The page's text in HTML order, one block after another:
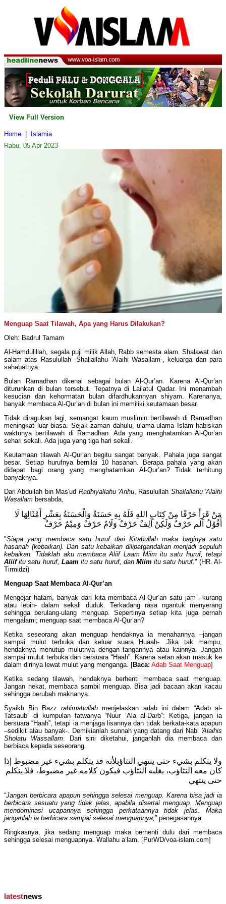
View Full Version
Home
Islamia
Rabu, 05 Apr 2023
Menguap Saat Tilawah, Apa yang Harus Dilakukan?
Oleh: Badrul Tamam
Al-Hamdulillah, segala puji milik Allah, Rabb semesta alam. Shalawat dan
salam atas Rasulullah ­-Shallallahu 'Alaihi Wasallam-, keluarga dan para
sahabatnya.
Bulan Ramadhan dikenal sebagai bulan Al-Qur’an. Karena Al-Qur’an
diturunkan di bulan tersebut. Tepatnya di Lailatul Qadar. Ini menambah
kesucian dan kehormatan bulan difardhukannyan shiyam. Karenanya,
banyak membaca Al-Qur’an di bulan ini memiliki keutamaan besar.
Tidak diragukan lagi, semangat kaum muslimin bertilawah di Ramadhan
meningkat luar biasa. Sejak zaman dahulu, ulama-ulama Islam habiskan
waktunya bertilawah di Ramadhan. Ada yang menghatamkan Al-Qur’an
sehari sekali. Ada juga yang tiga hari sekali.
Keutamaan tilawah Al-Qur’an begitu sangat banyak. Pahala juga sangat
besar. Setiap hurufnya bernilai 10 hasanah. Berapa pahala yang akan
didapat bagi orang yang menghatamkan Al-Qur’an? Tidak terhitung
banyaknya.
Dari Abdullah bin Mas'ud Radhiyallahu 'Anhu, Rasulullah Shallallahu 'Alaihi
Wasallam bersabda,
مَنْ قَرَأَ حَرْفًا مِنْ كِتَابِ اللهِ فَلَهُ بِهِ حَسَنَةٌ وَالْحَسَنَةُ بِعَشْرِ أَمْثَالِهَا لَا
أَقُوْلُ آلم حَرْفٌ وَلَكِنْ أَلِفٌ حَرْفٌ وَلَامٌ حَرْفٌ وَمِيْمٌ حَرْفٌ
"Siapa yang membaca satu huruf dari Kitabullah maka baginya satu
hasanah (kebaikan). Dan satu kebaikan dilipatgandakan menjadi sepuluh
kebaikan. Tidaklah aku membaca Aliif Laam Miim itu satu huruf, tetapi
Aliifitu satu huruf, Laam itu satu huruf, dan Miimitu satu huruf." (HR. Al-
Tirmidzi)
Menguap Saat Membaca Al-Qur’an
Mengejar hatam, banyak dari kita membaca Al-Qur’an satu jam –kurang
atau lebih- dalam sekali duduk. Terkadang rasa ngantuk menyerang
sehingga berulang-ulang menguap. Sepertinya setiap kita juga pernah
mengalami; menguap saat membaca Al-Qur’an?
Ketika seseorang akan menguap hendaknya ia menahannya –jangan
sampai mulut terbuka dan keluar suara Huaah-. Jika tak mampu,
hendaknya menutup mulutnya dengan tangannya atau kainnya. Jangan
sampai mulut terbuka dan bersuara “Haah”. Karena setan akan masuk ke
dalam dirinya lewat mulut yang menganga. [Baca: Adab Saat Menguap]
Ketika sedang tilawah, hendaknya berhenti membaca saat menguap.
Jangan nekat, membaca sambil menguap. Bisa jadi bacaan akan kacau
sehingga berubah maknanya.
Syaikh Bin Bazzrahimahullah menjelaskan adab ini dalam “Adab al-
Tatsaub” di kumpulan fatwanya “Nuur ‘Ala al-Darb”: Ketiga, jangan ia
bersuara “Haah”, tetapi ia menjaga lisannya dan tidak berkata-kata apapun
–sedikit atau banyak-. Demikianlah sunnah yang datang dari Nabi 'Alaihis
Sholatu Wassallam. Dari sini diketahui, janganlah dia membaca dan
berbiaca kepada seseorang.
ولا يتكلم بشيء حتى ينتهي التثاؤبلأنه قد يتكلم بشيء غير مضبوط إذا
كان معه التثاؤب، يغلبه التثاؤب فيكون كلامه غير مضبوط، فلا يتكلم
حتى ينتهي
“Jangan berbicara apapun sehingga selesai menguap. Karena bisa jadi ia
berbicara sesuatu yang tidak jelas, apabila disertai menguap. Menguap
mendominasi ucapannya sehingga perkataannya tidak jelas. Maka
janganlah ia berbicara sampai selesai menguapnya,” penegasannya.
Ringkasnya, jika sedang menguap maka berhenti dulu dari membaca
sehingga selesai menguapnya. Wallahu a’lam. [PurWD/voa-islam.com]
latestnews